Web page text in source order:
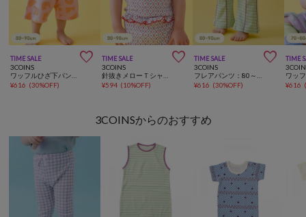
TIME SALE 
3COINS
¥616 (30%OFF)
TIME SALE 
3COINS
¥594 (10%OFF)
TIME SALE 
3COINS
¥616 (30%OFF)
TIME
¥616
3COINSからのおすすめ